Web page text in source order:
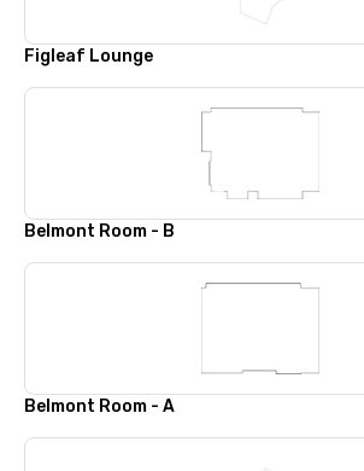
Figleaf Lounge
Belmont Room - B
Belmont Room - A